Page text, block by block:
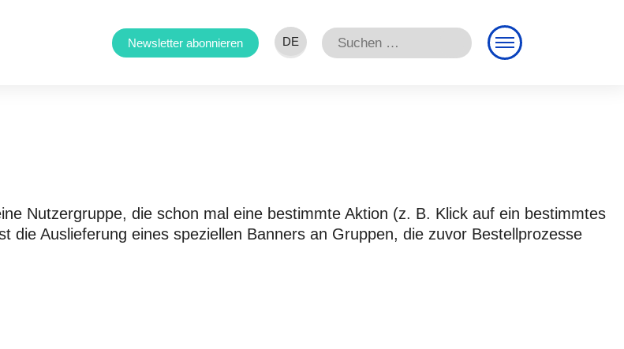
Newsletter abonnieren DE
Suchen
nach:
Nutzergruppe, die schon mal eine bestimmte Aktion (z. B. Klick auf ein bestimmtes
Auslieferung eines speziellen Banners an Gruppen, die zuvor Bestellprozesse